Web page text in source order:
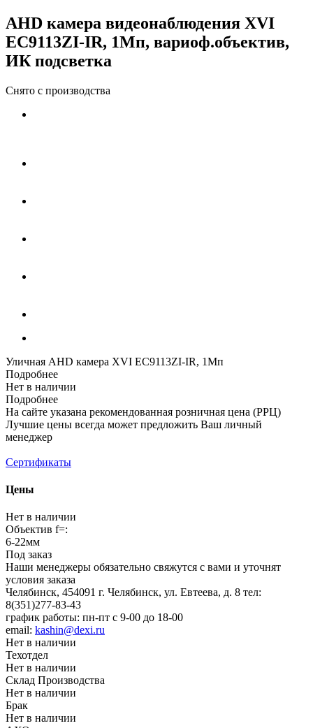
AHD камера видеонаблюдения XVI
EC9113ZI-IR, 1Мп, вариоф.объектив,
ИК подсветка
Снято с производства
Уличная AHD камера XVI EC9113ZI-IR, 1Мп
Подробнее
Нет в наличии
Подробнее
На сайте указана рекомендованная розничная цена (РРЦ)
Лучшие цены всегда может предложить Ваш личный
менеджер
Сертификаты
Цены
Нет в наличии
Объектив f=:
6-22мм
Под заказ
Наши менеджеры обязательно свяжутся с вами и уточнят
условия заказа
Челябинск, 454091 г. Челябинск, ул. Евтеева, д. 8 тел:
8(351)277-83-43
график работы: пн-пт с 9-00 до 18-00
email: kashin@dexi.ru
Нет в наличии
Техотдел
Нет в наличии
Склад Производства
Нет в наличии
Брак
Нет в наличии